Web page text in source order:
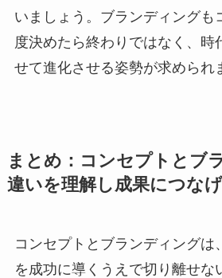
いましょう。ブランディングも
度決めたら終わりではなく、時
せて進化させる姿勢が求められ
まとめ：コンセプトとブ
違いを理解し成果につな
コンセプトとブランディングは
を成功に導くうえで切り離せな